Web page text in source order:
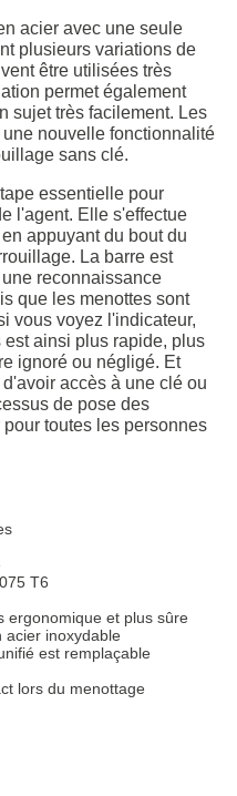
acier avec une seule
plusieurs variations de
être utilisées très
permet également
sujet très facilement. Les
nouvelle fonctionnalité
sans clé.
essentielle pour
l'agent. Elle s'effectue
appuyant du bout du
La barre est
reconnaissance
que les menottes sont
vous voyez l'indicateur,
ainsi plus rapide, plus
ignoré ou négligé. Et
accès à une clé ou
de pose des
toutes les personnes
T6
ergonomique et plus sûre
acier inoxydable
est remplaçable
lors du menottage